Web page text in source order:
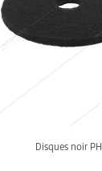
Disques noir PH